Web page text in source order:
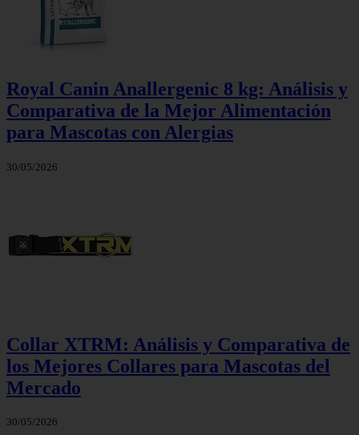
Royal Canin Anallergenic 8 kg: Análisis y
Comparativa de la Mejor Alimentación
para Mascotas con Alergias
30/05/2026
Collar XTRM: Análisis y Comparativa de
los Mejores Collares para Mascotas del
Mercado
30/05/2026